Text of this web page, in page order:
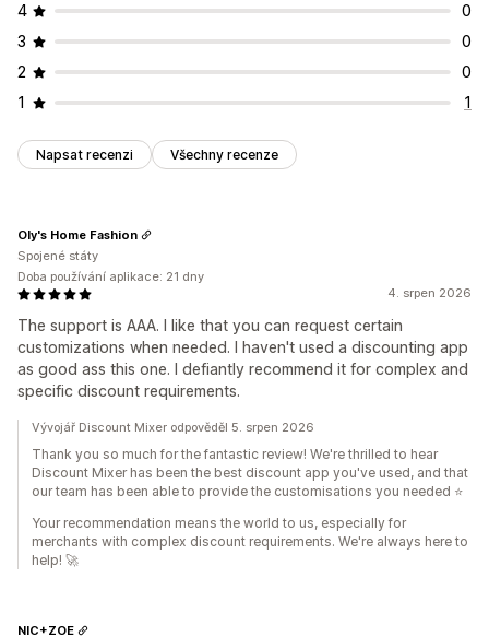
4
0
3
0
2
0
1
1
Napsat recenzi Všechny recenze
4. srpen 2026
The support is AAA. I like that you can request certain
customizations when needed. I haven't used a discounting app
as good ass this one. I defiantly recommend it for complex and
specific discount requirements.
Oly's Home Fashion
Spojené státy
Doba používání aplikace: 21 dny
Vývojář Discount Mixer odpověděl 5. srpen 2026
Thank you so much for the fantastic review! We're thrilled to hear
Discount Mixer has been the best discount app you've used, and that
our team has been able to provide the customisations you needed ⭐
Your recommendation means the world to us, especially for
merchants with complex discount requirements. We're always here to
help! 🚀
NIC+ZOE